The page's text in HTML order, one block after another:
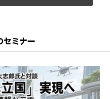
セミナー